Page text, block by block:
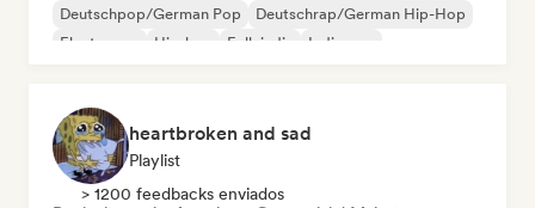
Deutschpop/German Pop
Deutschrap/German Hip-Hop
Electropop
Hip-hop Folk indie Indie pop
heartbroken and sad
Playlist
> 1200 feedbacks enviados